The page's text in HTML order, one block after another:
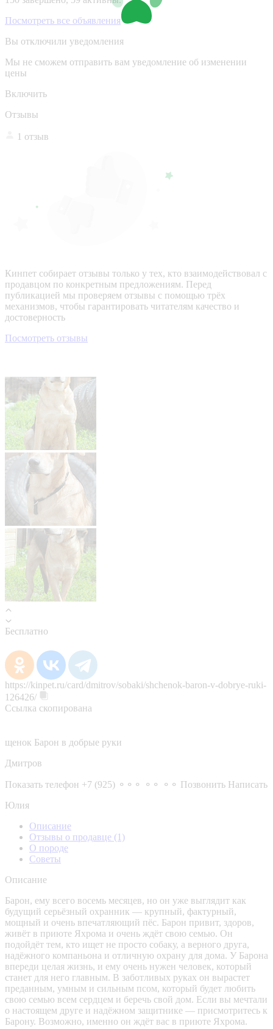
Посмотреть все объявления
Вы отключили уведомления
Мы не сможем отправить вам уведомление об изменении
цены
Включить
Отзывы
1 отзыв
Кинпет собирает отзывы только у тех, кто взаимодействовал с
продавцом по конкретным предложениям. Перед
публикацией мы проверяем отзывы с помощью трёх
механизмов, чтобы гарантировать читателям качество и
достоверность
Посмотреть отзывы
Бесплатно
https://kinpet.ru/card/dmitrov/sobaki/shchenok-baron-v-dobrye-ruki-
126426/
Ссылка скопирована
щенок Барон в добрые руки
Дмитров
Показать телефон +7 (925) ⚬⚬⚬ ⚬⚬ ⚬⚬ Позвонить Написать
Юлия
Описание
Отзывы о продавце (1)
О породе
Советы
Описание
Барон, ему всего восемь месяцев, но он уже выглядит как
будущий серьёзный охранник — крупный, фактурный,
мощный и очень впечатляющий пёс. Барон привит, здоров,
живёт в приюте Яхрома и очень ждёт свою семью. Он
подойдёт тем, кто ищет не просто собаку, а верного друга,
надёжного компаньона и отличную охрану для дома. У Барона
впереди целая жизнь, и ему очень нужен человек, который
станет для него главным. В заботливых руках он вырастет
преданным, умным и сильным псом, который будет любить
свою семью всем сердцем и беречь свой дом. Если вы мечтали
о настоящем друге и надёжном защитнике — присмотритесь к
Барону. Возможно, именно он ждёт вас в приюте Яхрома.